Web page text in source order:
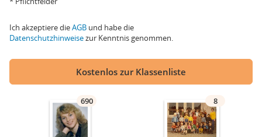
Ich akzeptiere dieAGB und habe die
Datenschutzhinweisezur Kenntnis genommen.
Kostenlos zur Klassenliste
690 8